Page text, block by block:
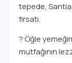
tepede,
fırsatı.
? Öğle
mutfağının